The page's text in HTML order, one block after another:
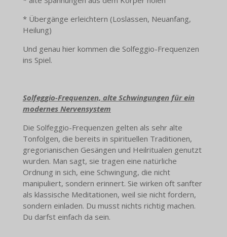
* Übergänge erleichtern (Loslassen, Neuanfang,
Heilung)
Und genau hier kommen die Solfeggio-Frequenzen
ins Spiel.
Solfeggio-Frequenzen, alte Schwingungen für ein
modernes Nervensystem
Die Solfeggio-Frequenzen gelten als sehr alte
Tonfolgen, die bereits in spirituellen Traditionen,
gregorianischen Gesängen und Heilritualen genutzt
wurden. Man sagt, sie tragen eine natürliche
Ordnung in sich, eine Schwingung, die nicht
manipuliert, sondern erinnert. Sie wirken oft sanfter
als klassische Meditationen, weil sie nicht fordern,
sondern einladen. Du musst nichts richtig machen.
Du darfst einfach da sein.